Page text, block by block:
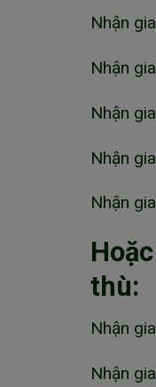
Nhận
Nhận
Nhận
Nhận
Nhận
thù:
Nhận
Nhận